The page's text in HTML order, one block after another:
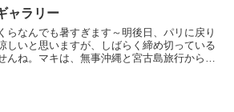
ャラリー
らなんでも暑すぎます～明後日、パリに戻り
しいと思いますが、しばらく締め切っている
んね。マキは、無事沖縄と宮古島旅行から帰